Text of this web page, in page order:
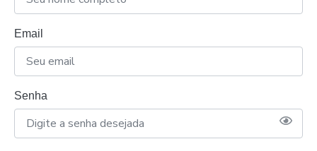
Email
Senha